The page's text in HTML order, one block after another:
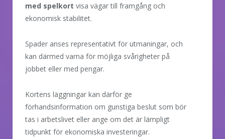
med spelkort visa vägar till framgång och
ekonomisk stabilitet.
Spader anses representativt för utmaningar, och
kan därmed varna för möjliga svårigheter på
jobbet eller med pengar.
Kortens läggningar kan därför ge
förhandsinformation om gunstiga beslut som bör
tas i arbetslivet eller ange om det är lämpligt
tidpunkt för ekonomiska investeringar.